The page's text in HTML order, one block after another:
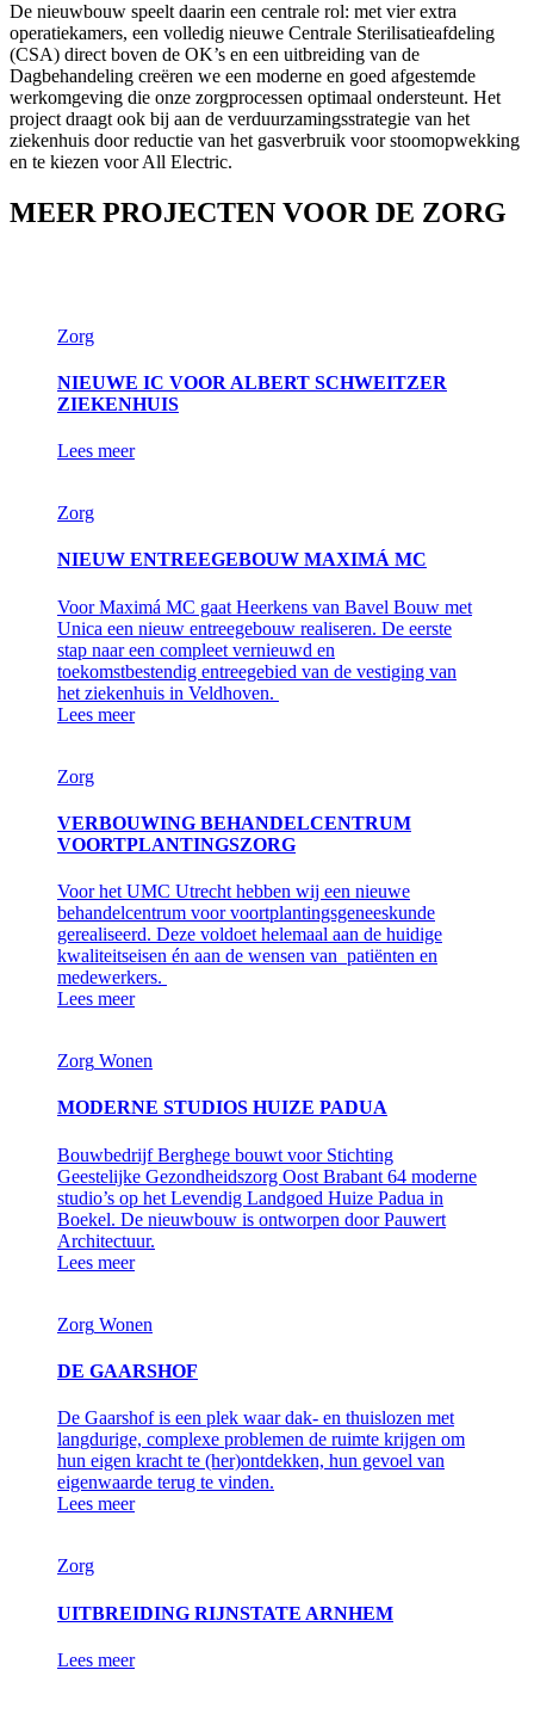
De nieuwbouw speelt daarin een centrale rol: met vier extra
operatiekamers, een volledig nieuwe Centrale Sterilisatieafdeling
(CSA) direct boven de OK’s en een uitbreiding van de
Dagbehandeling creëren we een moderne en goed afgestemde
werkomgeving die onze zorgprocessen optimaal ondersteunt. Het
project draagt ook bij aan de verduurzamingsstrategie van het
ziekenhuis door reductie van het gasverbruik voor stoomopwekking
en te kiezen voor All Electric.
MEER PROJECTEN VOOR DE ZORG
Zorg
NIEUWE IC VOOR ALBERT SCHWEITZER
ZIEKENHUIS
Lees meer
Zorg
NIEUW ENTREEGEBOUW MAXIMÁ MC
Voor Maximá MC gaat Heerkens van Bavel Bouw met
Unica een nieuw entreegebouw realiseren. De eerste
stap naar een compleet vernieuwd en
toekomstbestendig entreegebied van de vestiging van
het ziekenhuis in Veldhoven.
Lees meer
Zorg
VERBOUWING BEHANDELCENTRUM
VOORTPLANTINGSZORG
Voor het UMC Utrecht hebben wij een nieuwe
behandelcentrum voor voortplantingsgeneeskunde
gerealiseerd. Deze voldoet helemaal aan de huidige
kwaliteitseisen én aan de wensen van patiënten en
medewerkers.
Lees meer
Zorg Wonen
MODERNE STUDIOS HUIZE PADUA
Bouwbedrijf Berghege bouwt voor Stichting
Geestelijke Gezondheidszorg Oost Brabant 64 moderne
studio’s op het Levendig Landgoed Huize Padua in
Boekel. De nieuwbouw is ontworpen door Pauwert
Architectuur.
Lees meer
Zorg Wonen
DE GAARSHOF
De Gaarshof is een plek waar dak- en thuislozen met
langdurige, complexe problemen de ruimte krijgen om
hun eigen kracht te (her)ontdekken, hun gevoel van
eigenwaarde terug te vinden.
Lees meer
Zorg
UITBREIDING RIJNSTATE ARNHEM
Lees meer